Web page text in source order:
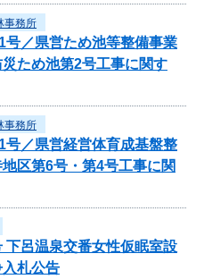
事務所
号／県営ため池等整備事業
ため池第2号工事に関す
事務所
号／県営経営体育成基盤整
区第6号・第4号工事に関
下呂温泉交番女性仮眠室設
札公告